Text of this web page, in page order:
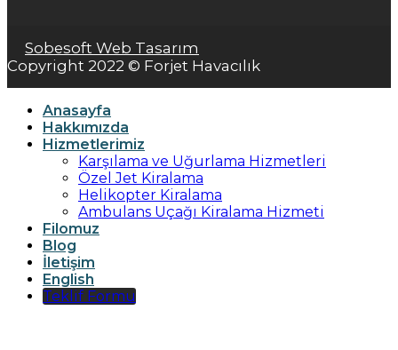
Sobesoft Web Tasarım
Copyright 2022 © Forjet Havacılık
Anasayfa
Hakkımızda
Hizmetlerimiz
Karşılama ve Uğurlama Hizmetleri
Özel Jet Kiralama
Helikopter Kiralama
Ambulans Uçağı Kiralama Hizmeti
Filomuz
Blog
İletişim
English
Teklif Formu